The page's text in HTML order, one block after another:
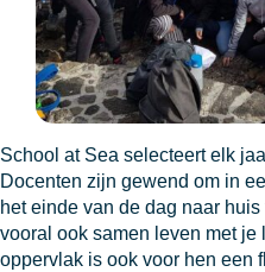
School at Sea selecteert elk
Docenten zijn gewend om in
het einde van de dag naar
vooral ook samen leven met je
oppervlak is ook voor hen een